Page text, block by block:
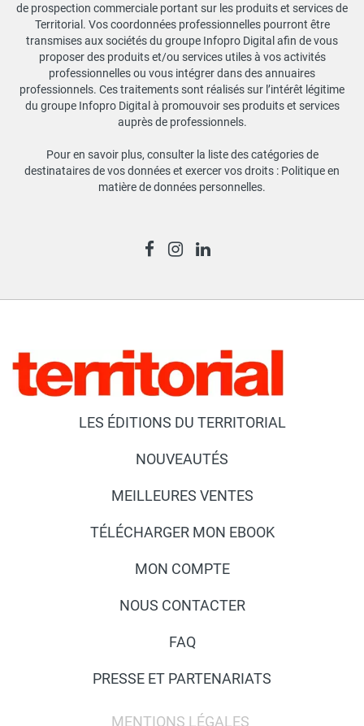
de prospection commerciale portant sur les produits et services de
Territorial. Vos coordonnées professionnelles pourront être
transmises aux sociétés du groupe Infopro Digital afin de vous
proposer des produits et/ou services utiles à vos activités
professionnelles ou vous intégrer dans des annuaires
professionnels. Ces traitements sont réalisés sur l’intérêt légitime
du groupe Infopro Digital à promouvoir ses produits et services
auprès de professionnels.
Pour en savoir plus, consulter la liste des catégories de
destinataires de vos données et exercer vos droits : Politique en
matière de données personnelles.
LES ÉDITIONS DU TERRITORIAL
NOUVEAUTÉS
MEILLEURES VENTES
TÉLÉCHARGER MON EBOOK
MON COMPTE
NOUS CONTACTER
FAQ
PRESSE ET PARTENARIATS
MENTIONS LÉGALES